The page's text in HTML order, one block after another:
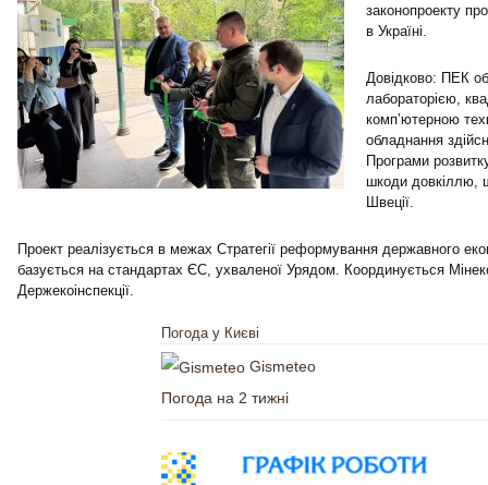
законопроекту
в Україні.
Довідково: ПЕК
лабораторією,
комп’ютерною
обладнання
Програми
шкоди довкіллю,
Швеції.
Проект реалізується в межах Стратегії реформування державного
базується на стандартах ЄС, ухваленої Урядом. Координується
Держекоінспекції.
Погода у Києві
Gismeteo
Погода на 2 тижні